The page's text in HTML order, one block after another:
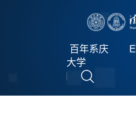
百年系庆
大学